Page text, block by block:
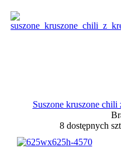
Suszone kruszone
8 dostępnych